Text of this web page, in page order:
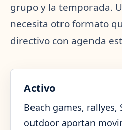
grupo y la temporada.
necesita otro formato
directivo con agenda
Activo
Beach games, rallyes,
outdoor aportan